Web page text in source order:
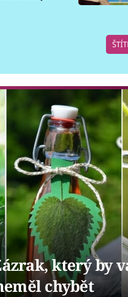
který by
chybět